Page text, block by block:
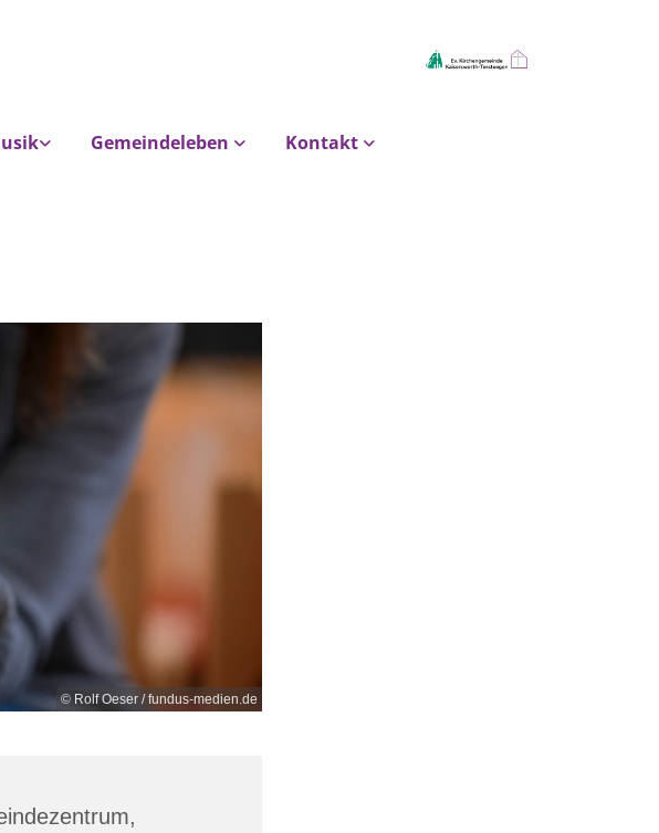
Gemeindeleben Kontakt
© Rolf Oeser / fundus-medien.de